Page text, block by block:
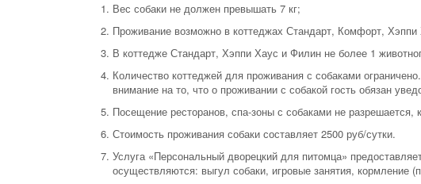
Вес собаки не должен превышать 7 кг;
Проживание возможно в коттеджах Стандарт, Комфорт,
В коттедже Стандарт, Хэппи Хаус и Филин не более 1
Количество коттеджей для проживания с собаками
внимание на то, что о проживании с собакой гость обязан
Посещение ресторанов, спа-зоны с собаками не
Стоимость проживания собаки составляет 2500 руб/сутки.
Услуга «Персональный дворецкий для питомца»
осуществляются: выгул собаки, игровые занятия, кормление